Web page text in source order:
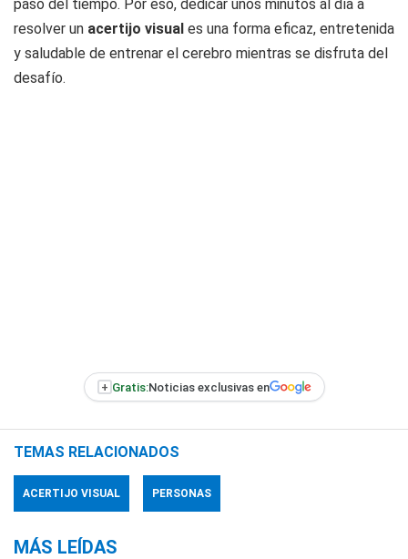
paso del tiempo. Por eso, dedicar unos minutos al día a
resolver un acertijo visual es una forma eficaz, entretenida
y saludable de entrenar el cerebro mientras se disfruta del
desafío.
+ Gratis:Noticias exclusivas en
TEMAS RELACIONADOS
ACERTIJO VISUAL PERSONAS
MÁS LEÍDAS